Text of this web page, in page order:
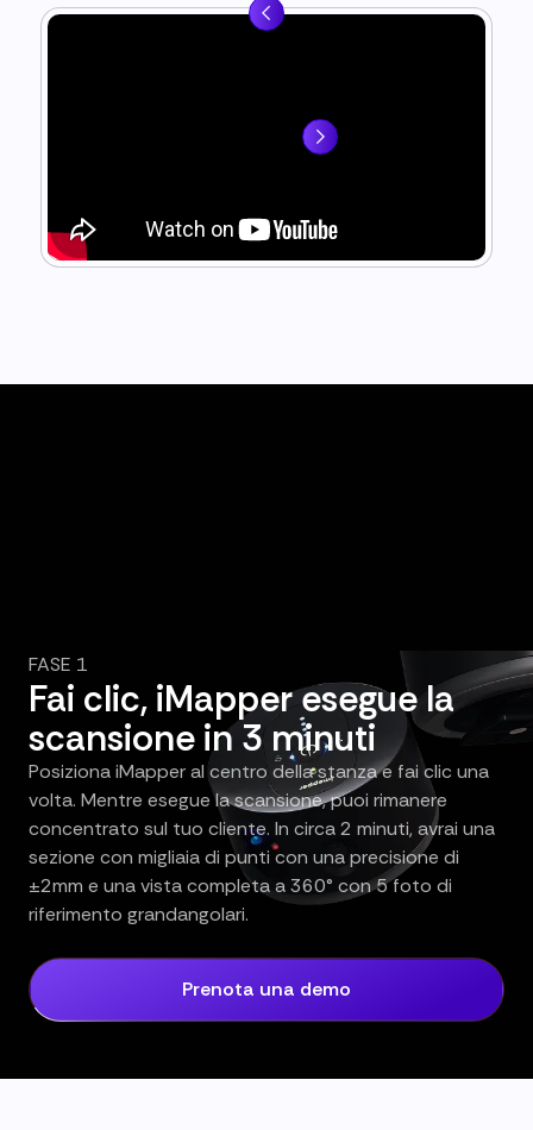
FASE 1
Fai clic, iMapper esegue la
scansione in 3 minuti
Posiziona iMapper al centro della stanza e fai clic una
volta. Mentre esegue la scansione, puoi rimanere
concentrato sul tuo cliente. In circa 2 minuti, avrai una
sezione con migliaia di punti con una precisione di
±2mm e una vista completa a 360° con 5 foto di
riferimento grandangolari.
Prenota una demo